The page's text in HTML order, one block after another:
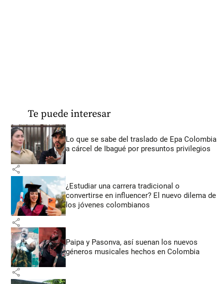
Te puede interesar
Lo que se sabe del traslado de Epa Colombia
a cárcel de Ibagué por presuntos privilegios
share
¿Estudiar una carrera tradicional o
convertirse en influencer? El nuevo dilema de
los jóvenes colombianos
share
Paipa y Pasonva, así suenan los nuevos
géneros musicales hechos en Colombia
share